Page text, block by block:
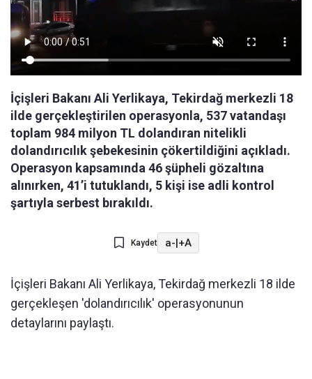
İçişleri Bakanı Ali Yerlikaya, Tekirdağ merkezli 18
ilde gerçekleştirilen operasyonla, 537 vatandaşı
toplam 984 milyon TL dolandıran nitelikli
dolandırıcılık şebekesinin çökertildiğini açıkladı.
Operasyon kapsamında 46 şüpheli gözaltına
alınırken, 41’i tutuklandı, 5 kişi ise adli kontrol
şartıyla serbest bırakıldı.
Kaydet a-|+A
İçişleri Bakanı Ali Yerlikaya, Tekirdağ merkezli 18 ilde
gerçekleşen 'dolandırıcılık' operasyonunun
detaylarını paylaştı.